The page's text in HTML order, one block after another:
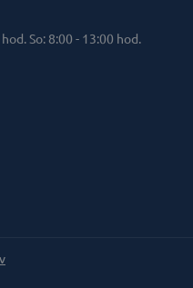
So: 8:00 - 13:00 hod.